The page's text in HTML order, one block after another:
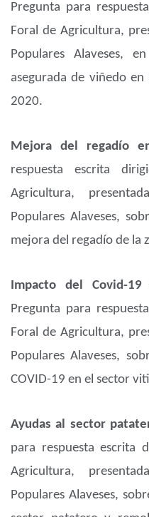
Pregunta para
Foral de Agricultura,
Populares Alaveses,
asegurada de viñedo en
2020.
Mejora del regadío
respuesta escrita
Agricultura,
Populares Alaveses,
mejora del regadío de la
Impacto del Covid-
Pregunta para
Foral de Agricultura,
Populares Alaveses,
COVID-19 en el sector
Ayudas al sector
para respuesta escrita
Agricultura,
Populares Alaveses,